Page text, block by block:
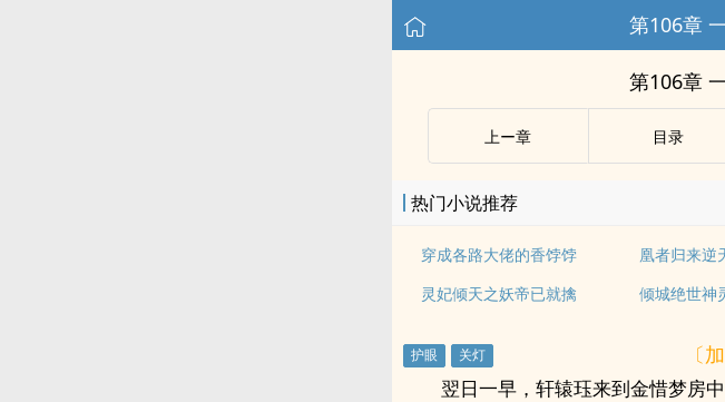
第106章
第106章
上ー章 目录
热门小说推荐
穿成各路大佬的香饽饽 凰者归来逆
灵妃倾天之妖帝已就擒
倾城绝世神
〔
翌日一早，轩辕珏来到金惜梦房